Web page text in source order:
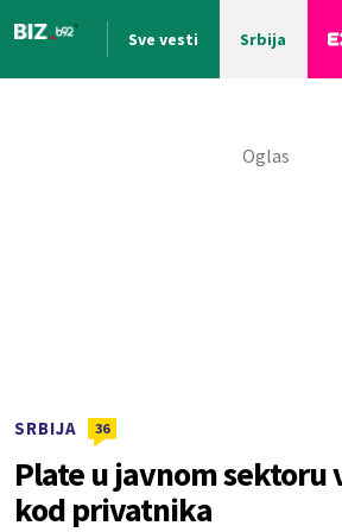
Sve vesti Srbija
SRBIJA 36
Plate u javnom sektoru
kod privatnika